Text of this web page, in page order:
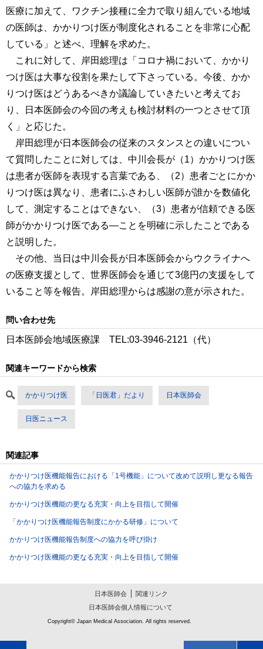
医療に加えて、ワクチン接種に全力で取り組んでいる地域
の医師は、かかりつけ医が制度化されることを非常に心配
している」と述べ、理解を求めた。
これに対して、岸田総理は「コロナ禍において、かかり
つけ医は大事な役割を果たして下さっている。今後、かか
りつけ医はどうあるべきか議論していきたいと考えてお
り、日本医師会の今回の考えも検討材料の一つとさせて頂
く」と応じた。
岸田総理が日本医師会の従来のスタンスとの違いについ
て質問したことに対しては、中川会長が（1）かかりつけ医
は患者が医師を表現する言葉である、（2）患者ごとにかか
りつけ医は異なり、患者にふさわしい医師が誰かを数値化
して、測定することはできない、（3）患者が信頼できる医
師がかかりつけ医である―ことを明確に示したことである
と説明した。
その他、当日は中川会長が日本医師会からウクライナへ
の医療支援として、世界医師会を通じて3億円の支援をして
いること等を報告。岸田総理からは感謝の意が示された。
問い合わせ先
日本医師会地域医療課 TEL:03-3946-2121（代）
関連キーワードから検索
かかりつけ医 「日医君」だより 日本医師会
日医ニュース
関連記事
かかりつけ医機能報告における「1号機能」について改めて説明し更なる報告
への協力を求める
かかりつけ医機能の更なる充実・向上を目指して開催
「かかりつけ医機能報告制度にかかる研修」について
かかりつけ医機能報告制度への協力を呼び掛け
かかりつけ医機能の更なる充実・向上を目指して開催
日本医師会
関連リンク
日本医師会個人情報について
Copyright© Japan Medical Association. All rights reserved.